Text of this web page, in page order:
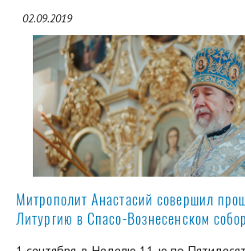
02.09.2019
Митрополит Анастасий совершил
Литургию в Спасо-Вознесенском